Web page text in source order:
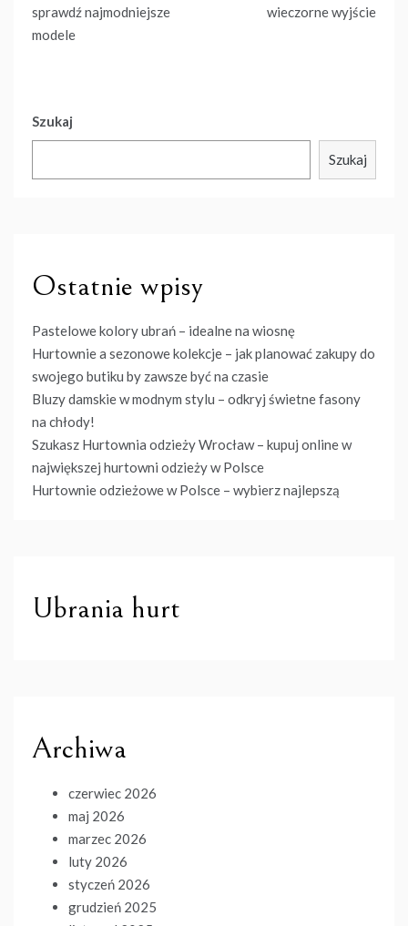
wpisu
sprawdź najmodniejsze
modele
wieczorne wyjście
Szukaj
Szukaj
Ostatnie wpisy
Pastelowe kolory ubrań – idealne na wiosnę
Hurtownie a sezonowe kolekcje – jak planować zakupy do
swojego butiku by zawsze być na czasie
Bluzy damskie w modnym stylu – odkryj świetne fasony
na chłody!
Szukasz Hurtownia odzieży Wrocław – kupuj online w
największej hurtowni odzieży w Polsce
Hurtownie odzieżowe w Polsce – wybierz najlepszą
Ubrania hurt
Archiwa
czerwiec 2026
maj 2026
marzec 2026
luty 2026
styczeń 2026
grudzień 2025